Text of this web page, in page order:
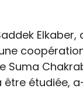
Elkaber,
Suma
être étudiée,